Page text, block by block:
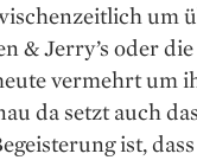
um
& Jerry’s oder
vermehrt um
da setzt auch
ist,